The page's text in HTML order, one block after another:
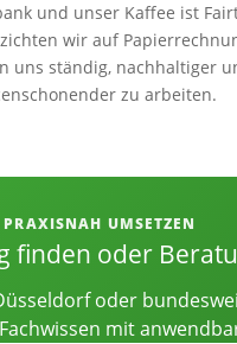
und unser Kaffee ist
wir auf
uns ständig, nachhaltiger
zu arbeiten.
Kontakt
PRAXISNAH UMSETZEN
finden oder
oder
mit